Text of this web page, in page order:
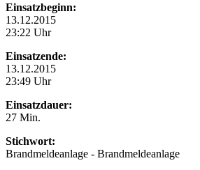
Einsatzbeginn:
13.12.2015
23:22 Uhr
Einsatzende:
13.12.2015
23:49 Uhr
Einsatzdauer:
27 Min.
Stichwort:
Brandmeldeanlage - Brandmeldeanlage